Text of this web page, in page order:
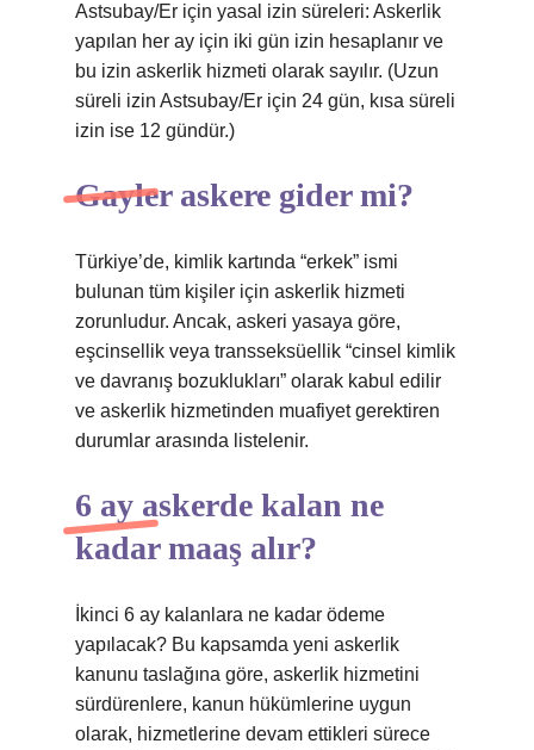
Astsubay/Er için yasal izin süreleri: Askerlik
yapılan her ay için iki gün izin hesaplanır ve
bu izin askerlik hizmeti olarak sayılır. (Uzun
süreli izin Astsubay/Er için 24 gün, kısa süreli
izin ise 12 gündür.)
Gayler askere gider mi?
Türkiye’de, kimlik kartında “erkek” ismi
bulunan tüm kişiler için askerlik hizmeti
zorunludur. Ancak, askeri yasaya göre,
eşcinsellik veya transseksüellik “cinsel kimlik
ve davranış bozuklukları” olarak kabul edilir
ve askerlik hizmetinden muafiyet gerektiren
durumlar arasında listelenir.
6 ay askerde kalan ne
kadar maaş alır?
İkinci 6 ay kalanlara ne kadar ödeme
yapılacak? Bu kapsamda yeni askerlik
kanunu taslağına göre, askerlik hizmetini
sürdürenlere, kanun hükümlerine uygun
olarak, hizmetlerine devam ettikleri sürece